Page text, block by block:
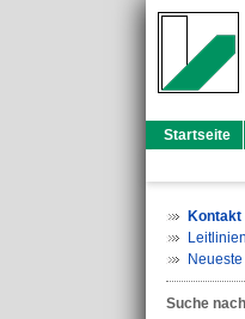
Startseite
Kontakt
Suche